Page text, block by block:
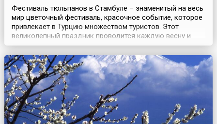
Фестиваль тюльпанов в Стамбуле – знаменитый на весь
мир цветочный фестиваль, красочное событие, которое
привлекает в Турцию множеством туристов. Этот
великолепный праздник проводится каждую весну и
длится примерно месяц. Ежегодно в апреле Стамбул
превращается в цветочный шедевр и становится
тюльпановой столицей мира. Миллионы тюльпанов
высаживают по всему городу. Их можно увидеть
практичес...